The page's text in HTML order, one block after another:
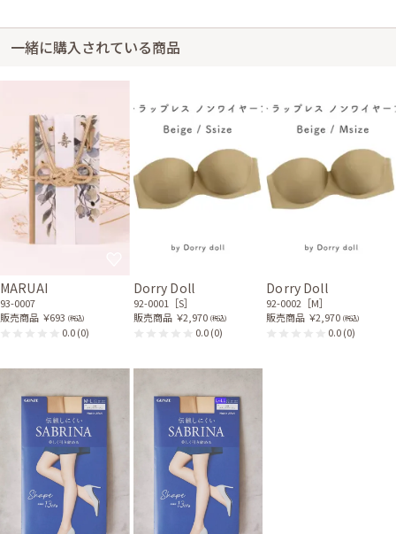
一緒に購入されている商品
MARUAI
93-0007
販売商品 ￥693 (税込)
0.0(0)
Dorry Doll
92-0001［S］
販売商品 ￥2,970 (税込)
0.0(0)
Dorry Doll
92-0002［M］
販売商品 ￥2,970 (税込)
0.0(0)